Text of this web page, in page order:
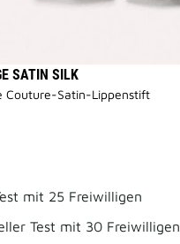
SATIN SILK
Couture-Satin-Lippenstift
mit 25 Freiwilligen
Test mit 30 Freiwilligen